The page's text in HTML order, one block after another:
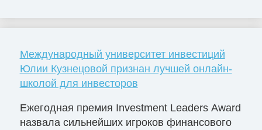
Международный университет инвестиций
Юлии Кузнецовой признан лучшей онлайн-
школой для инвесторов
Ежегодная премия Investment Leaders Award
назвала сильнейших игроков финансового